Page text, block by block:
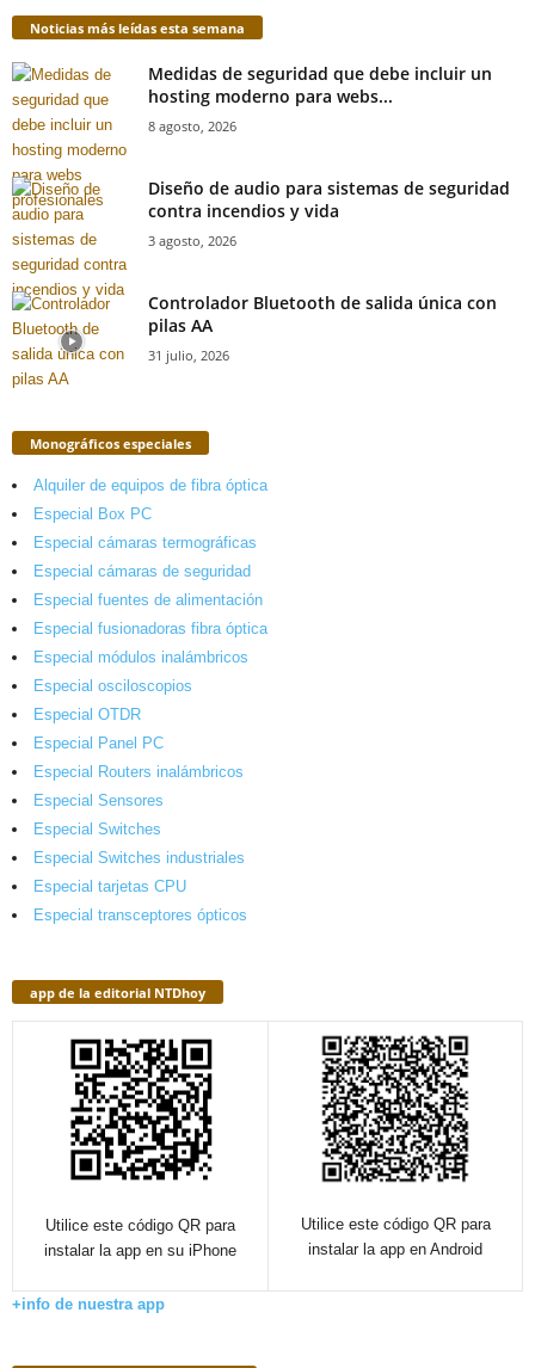
Noticias más leídas esta semana
Medidas de seguridad que debe incluir un
hosting moderno para webs...
8 agosto, 2026
Diseño de audio para sistemas de seguridad
contra incendios y vida
3 agosto, 2026
Controlador Bluetooth de salida única con
pilas AA
31 julio, 2026
Monográficos especiales
Alquiler de equipos de fibra óptica
Especial Box PC
Especial cámaras termográficas
Especial cámaras de seguridad
Especial fuentes de alimentación
Especial fusionadoras fibra óptica
Especial módulos inalámbricos
Especial osciloscopios
Especial OTDR
Especial Panel PC
Especial Routers inalámbricos
Especial Sensores
Especial Switches
Especial Switches industriales
Especial tarjetas CPU
Especial transceptores ópticos
app de la editorial NTDhoy
Utilice este código QR para
instalar la app en su iPhone
Utilice este código QR para
instalar la app en Android
+info de nuestra app